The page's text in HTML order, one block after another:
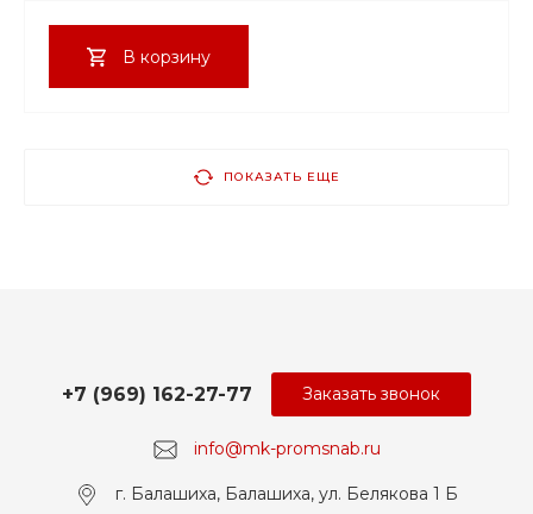
В корзину
ПОКАЗАТЬ ЕЩЕ
info@mk-promsnab.ru
+7 (969) 162-27-77
г. Балашиха, Балашиха, ул. Белякова 1 Б
Заказать звонок